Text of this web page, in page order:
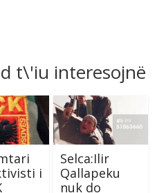
t\'iu interesojnë
i
Selca:Ilir
Qallapeku
nuk do